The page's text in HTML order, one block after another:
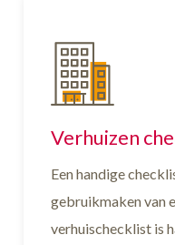
Verhuizen
Een handige
gebruikmaken van
verhuischecklist is